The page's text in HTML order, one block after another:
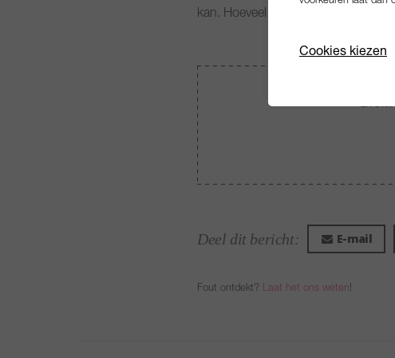
Cookies kiezen
kan. Hoeveel de Tesla Semi moet
Deel dit bericht: E-mail
Fout ontdekt? Laat het ons weten!